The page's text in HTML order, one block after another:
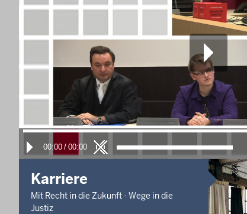
Hauptverhandlungstermin
10. Aug. 2026, 09:15 Uhr
Hauptverhandlungstermin
Bußgeldsachen - 642 OWi 142/26
10. Aug. 2026, 09:20 Uhr-
Aufgehoben!
Güte- und Verhandlungstermin
Prozessverfahren - 168 C 11/26
10. Aug. 2026, 09:30 Uhr
Güte- und Verhandlungstermin
Prozessverfahren - 134 C 724/25
Letzte Aktualisierung:
Heute, 17:25 Uhr
00:00 / 00:00
Karriere
Mit Recht in die Zukunft - Wege in die
Justiz